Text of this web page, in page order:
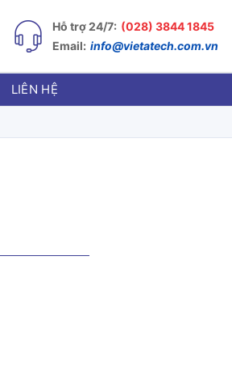
Hỗ trợ 24/7: (028) 3844 1845
Email: info@vietatech.com.vn
LIÊN HỆ